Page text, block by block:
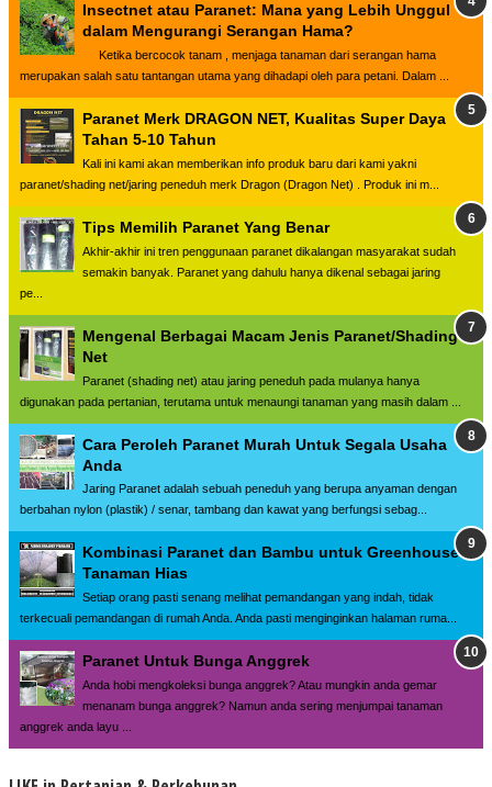
Insectnet atau Paranet: Mana yang Lebih Unggul
dalam Mengurangi Serangan Hama?
Ketika bercocok tanam , menjaga tanaman dari serangan hama
merupakan salah satu tantangan utama yang dihadapi oleh para petani. Dalam ...
Paranet Merk DRAGON NET, Kualitas Super Daya
Tahan 5-10 Tahun
Kali ini kami akan memberikan info produk baru dari kami yakni
paranet/shading net/jaring peneduh merk Dragon (Dragon Net) . Produk ini m...
Tips Memilih Paranet Yang Benar
Akhir-akhir ini tren penggunaan paranet dikalangan masyarakat sudah
semakin banyak. Paranet yang dahulu hanya dikenal sebagai jaring
pe...
Mengenal Berbagai Macam Jenis Paranet/Shading
Net
Paranet (shading net) atau jaring peneduh pada mulanya hanya
digunakan pada pertanian, terutama untuk menaungi tanaman yang masih dalam ...
Cara Peroleh Paranet Murah Untuk Segala Usaha
Anda
Jaring Paranet adalah sebuah peneduh yang berupa anyaman dengan
berbahan nylon (plastik) / senar, tambang dan kawat yang berfungsi sebag...
Kombinasi Paranet dan Bambu untuk Greenhouse
Tanaman Hias
Setiap orang pasti senang melihat pemandangan yang indah, tidak
terkecuali pemandangan di rumah Anda. Anda pasti menginginkan halaman ruma...
Paranet Untuk Bunga Anggrek
Anda hobi mengkoleksi bunga anggrek? Atau mungkin anda gemar
menanam bunga anggrek? Namun anda sering menjumpai tanaman
anggrek anda layu ...